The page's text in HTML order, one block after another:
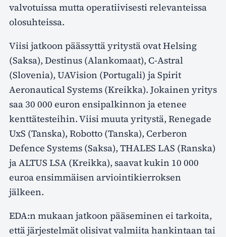
valvotuissa mutta operatiivisesti relevanteissa
olosuhteissa.
Viisi jatkoon päässyttä yritystä ovat Helsing
(Saksa), Destinus (Alankomaat), C-Astral
(Slovenia), UAVision (Portugali) ja Spirit
Aeronautical Systems (Kreikka). Jokainen yritys
saa 30 000 euron ensipalkinnon ja etenee
kenttätesteihin. Viisi muuta yritystä, Renegade
UxS (Tanska), Robotto (Tanska), Cerberon
Defence Systems (Saksa), THALES LAS (Ranska)
ja ALTUS LSA (Kreikka), saavat kukin 10 000
euroa ensimmäisen arviointikierroksen
jälkeen.
EDA:n mukaan jatkoon pääseminen ei tarkoita,
että järjestelmät olisivat valmiita hankintaan tai